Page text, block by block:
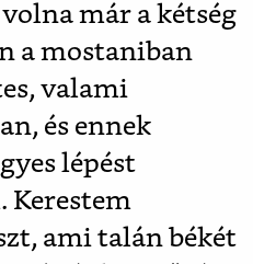
már a kétség
a mostaniban
valami
és ennek
lépést
Kerestem
ami talán békét